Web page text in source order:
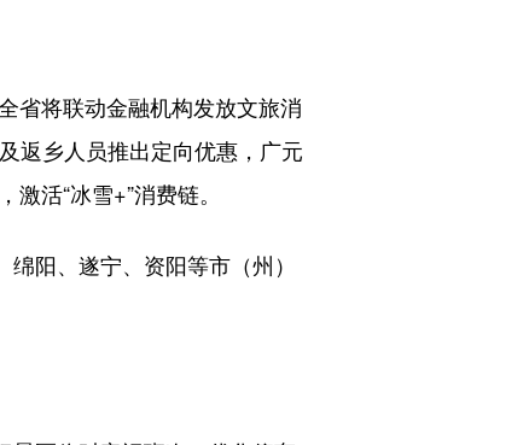
省将联动金融机构发放文旅消
返乡人员推出定向优惠，广元
活“冰雪+”消费链。
阳、遂宁、资阳等市（州）